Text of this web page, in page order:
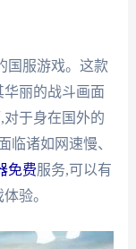
国服游戏。这款
丽的战斗画面
于身在国外的
临诸如网速慢、
免费服务,可以有
验。